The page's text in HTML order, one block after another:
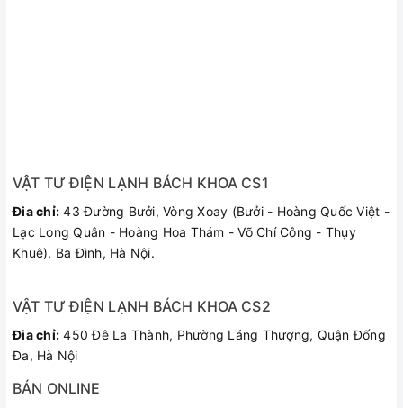
VẬT TƯ ĐIỆN LẠNH BÁCH KHOA CS1
Đia chỉ: 43 Đường Bưởi, Vòng Xoay (Bưởi - Hoàng Quốc Việt -
Lạc Long Quân - Hoàng Hoa Thám - Võ Chí Công - Thụy
Khuê), Ba Đình, Hà Nội.
VẬT TƯ ĐIỆN LẠNH BÁCH KHOA CS2
Đia chỉ: 450 Đê La Thành, Phường Láng Thượng, Quận Đống
Đa, Hà Nội
BÁN ONLINE